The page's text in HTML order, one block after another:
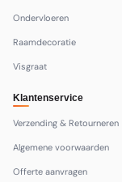
Ondervloeren
Raamdecoratie
Visgraat
Klantenservice
Verzending & Retourneren
Algemene voorwaarden
Offerte aanvragen